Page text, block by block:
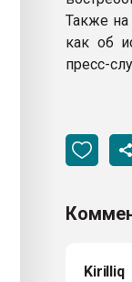
Также
как об
пресс-
Kirilliq